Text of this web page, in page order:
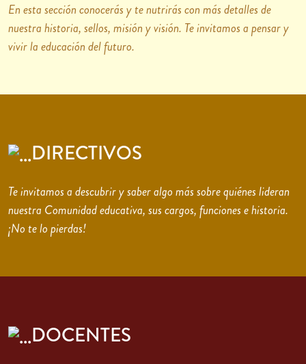
En esta sección conocerás y te nutrirás con más detalles de
nuestra historia, sellos, misión y visión. Te invitamos a pensar y
vivir la educación del futuro.
DIRECTIVOS
Te invitamos a descubrir y saber algo más sobre quiénes lideran
nuestra Comunidad educativa, sus cargos, funciones e historia.
¡No te lo pierdas!
DOCENTES